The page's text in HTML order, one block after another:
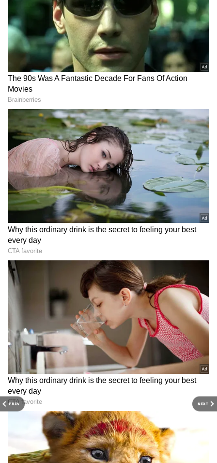
PREV NEXT
4
நேற்றைய நிலவரப்படி சவரனுக்கு ரூ.120
உயர்ந்து ரூ.46,680க்கு விற்பனையானது.
அதேபோல், தங்கம் கிராமுக்கு ரூ.15 உயர்ந்து
ரூ.5,835க்கு விற்பனையானது.
Gold Rate in Tamilnadu